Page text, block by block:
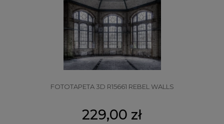
FOTOTAPETA 3D R15661 REBEL WALLS
229,00 zł